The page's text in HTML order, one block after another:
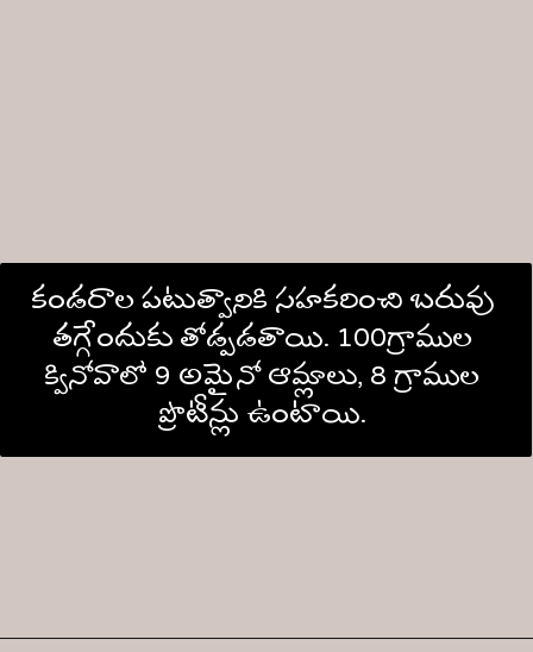
కండరాల పటుత్వానికి సహకరించి బరువు
తగ్గేందుకు తోడ్పడతాయి. 100గ్రాముల
క్వినోవాలో 9 అమైనో ఆమ్లాలు, 8 గ్రాముల
ప్రొటీన్లు ఉంటాయి.